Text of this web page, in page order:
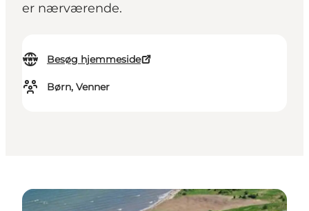
er nærværende.
Besøg hjemmeside
Børn, Venner